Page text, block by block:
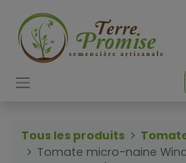
Tous les produits
Tomate micro-naine